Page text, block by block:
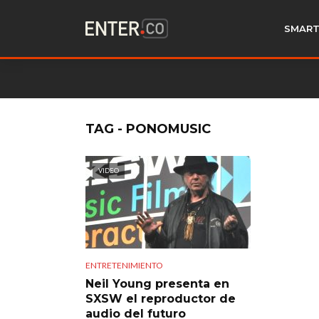
TAG - PONOMUSIC
VIDEO
ENTRETENIMIENTO
Neil Young presenta en
SXSW el reproductor de
audio del futuro